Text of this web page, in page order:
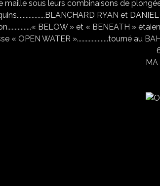
maille sous leurs combinaisons de
RYAN et
BELOW » et « BENEATH »
« OPEN WATER ».....................tourné au